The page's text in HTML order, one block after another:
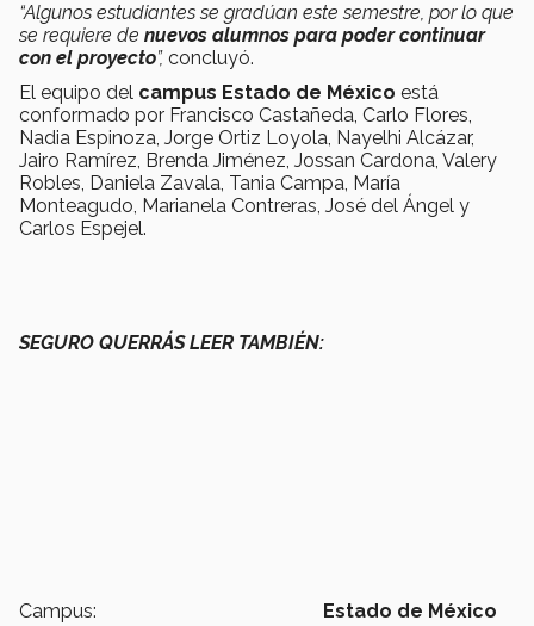
“Algunos estudiantes se gradúan este semestre, por lo que
se requiere de nuevos alumnos para poder continuar
con el proyecto”, concluyó.
El equipo del campus Estado de México está
conformado por Francisco Castañeda, Carlo Flores,
Nadia Espinoza, Jorge Ortiz Loyola, Nayelhi Alcázar,
Jairo Ramírez, Brenda Jiménez, Jossan Cardona, Valery
Robles, Daniela Zavala, Tania Campa, María
Monteagudo, Marianela Contreras, José del Ángel y
Carlos Espejel.
SEGURO QUERRÁS LEER TAMBIÉN:
Campus: Estado de México